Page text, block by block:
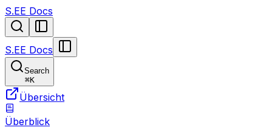
S.EE Docs
S.EE Docs
Search
⌘K
Übersicht
Überblick